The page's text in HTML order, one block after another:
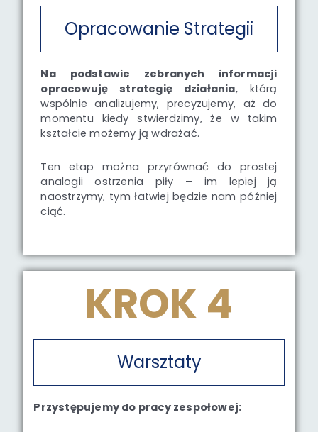
Opracowanie Strategii
Na podstawie zebranych informacji
opracowuję strategię działania, którą
wspólnie analizujemy, precyzujemy, aż do
momentu kiedy stwierdzimy, że w takim
kształcie możemy ją wdrażać.
Ten etap można przyrównać do prostej
analogii ostrzenia piły – im lepiej ją
naostrzymy, tym łatwiej będzie nam później
ciąć.
KROK 4
Warsztaty
Przystępujemy do pracy zespołowej: